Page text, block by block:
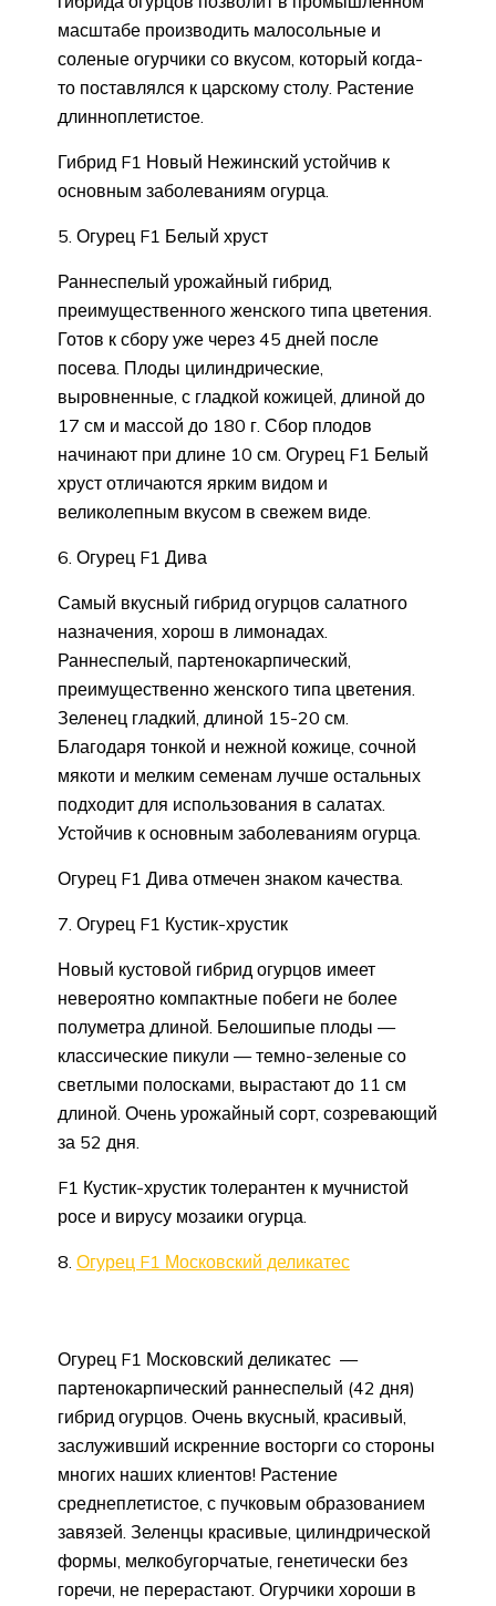
масштабе производить малосольные и
соленые огурчики со вкусом, который когда-
то поставлялся к царскому столу. Растение
длинноплетистое.
Гибрид F1 Новый Нежинский устойчив к
основным заболеваниям огурца.
5. Огурец F1 Белый хруст
Раннеспелый урожайный гибрид,
преимущественного женского типа цветения.
Готов к сбору уже через 45 дней после
посева. Плоды цилиндрические,
выровненные, с гладкой кожицей, длиной до
17 см и массой до 180 г. Сбор плодов
начинают при длине 10 см. Огурец F1 Белый
хруст отличаются ярким видом и
великолепным вкусом в свежем виде.
6. Огурец F1 Дива
Самый вкусный гибрид огурцов салатного
назначения, хорош в лимонадах.
Раннеспелый, партенокарпический,
преимущественно женского типа цветения.
Зеленец гладкий, длиной 15-20 см.
Благодаря тонкой и нежной кожице, сочной
мякоти и мелким семенам лучше остальных
подходит для использования в салатах.
Устойчив к основным заболеваниям огурца.
Огурец F1 Дива отмечен знаком качества.
7. Огурец F1 Кустик-хрустик
Новый кустовой гибрид огурцов имеет
невероятно компактные побеги не более
полуметра длиной. Белошипые плоды —
классические пикули — темно-зеленые со
светлыми полосками, вырастают до 11 см
длиной. Очень урожайный сорт, созревающий
за 52 дня.
F1 Кустик-хрустик толерантен к мучнистой
росе и вирусу мозаики огурца.
8. Огурец F1 Московский деликатес
Огурец F1 Московский деликатес —
партенокарпический раннеспелый (42 дня)
гибрид огурцов. Очень вкусный, красивый,
заслуживший искренние восторги со стороны
многих наших клиентов! Растение
среднеплетистое, с пучковым образованием
завязей. Зеленцы красивые, цилиндрической
формы, мелкобугорчатые, генетически без
горечи, не перерастают. Огурчики хороши в